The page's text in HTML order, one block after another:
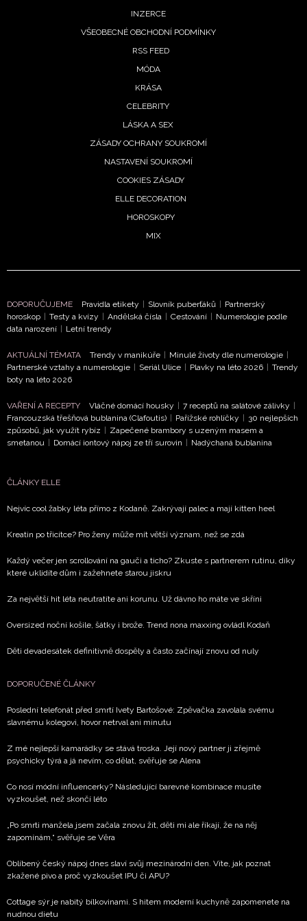
informace od našich partnerů? Pokud souhlasíte se
zpracováním údajů k tomuto účelu podle
INZERCE
VŠEOBECNÉ OBCHODNÍ PODMÍNKY
RSS FEED
MÓDA
KRÁSA
CELEBRITY
LÁSKA A SEX
ZÁSADY OCHRANY SOUKROMÍ
NASTAVENÍ SOUKROMÍ
COOKIES ZÁSADY
ELLE DECORATION
HOROSKOPY
MIX
DOPORUČUJEME Pravidla etikety Slovník puberťáků
Partnerský
horoskop
Testy a kvízy Andělská čísla Cestování
Numerologie podle
data narození
Letní trendy
AKTUÁLNÍ TÉMATA Trendy v manikúře Minulé životy dle numerologie
Partnerské vztahy a numerologie
Seriál Ulice Plavky na léto 2026
Trendy
boty na léto 2026
VAŘENÍ A RECEPTY Vláčné domácí housky 7 receptů na salátové zálivky
Francouzská třešňová bublanina (Clafoutis)
Pařížské rohlíčky
30 nejlepších
způsobů, jak využít rybíz
Zapečené brambory s uzeným masem a
smetanou
Domácí iontový nápoj ze tří surovin Nadýchaná bublanina
ČLÁNKY ELLE
Nejvíc cool žabky léta přímo z Kodaně. Zakrývají palec a mají kitten heel
Kreatin po třicítce? Pro ženy může mít větší význam, než se zdá
Každý večer jen scrollování na gauči a ticho? Zkuste s partnerem rutinu, díky
které uklidíte dům i zažehnete starou jiskru
Za největší hit léta neutratíte ani korunu. Už dávno ho máte ve skříni
Oversized noční košile, šátky i brože. Trend nona maxxing ovládl Kodaň
Děti devadesátek definitivně dospěly a často začínají znovu od nuly
DOPORUČENÉ ČLÁNKY
Poslední telefonát před smrtí Ivety Bartošové: Zpěvačka zavolala svému
slavnému kolegovi, hovor netrval ani minutu
Z mé nejlepší kamarádky se stává troska. Její nový partner ji zřejmě
psychicky týrá a já nevím, co dělat, svěřuje se Alena
Co nosí módní influencerky? Následující barevné kombinace musíte
vyzkoušet, než skončí léto
„Po smrti manžela jsem začala znovu žít, děti mi ale říkají, že na něj
zapomínám,“ svěřuje se Věra
Oblíbený český nápoj dnes slaví svůj mezinárodní den. Víte, jak poznat
zkažené pivo a proč vyzkoušet IPU či APU?
Cottage sýr je nabitý bílkovinami. S hitem moderní kuchyně zapomenete na
nudnou dietu